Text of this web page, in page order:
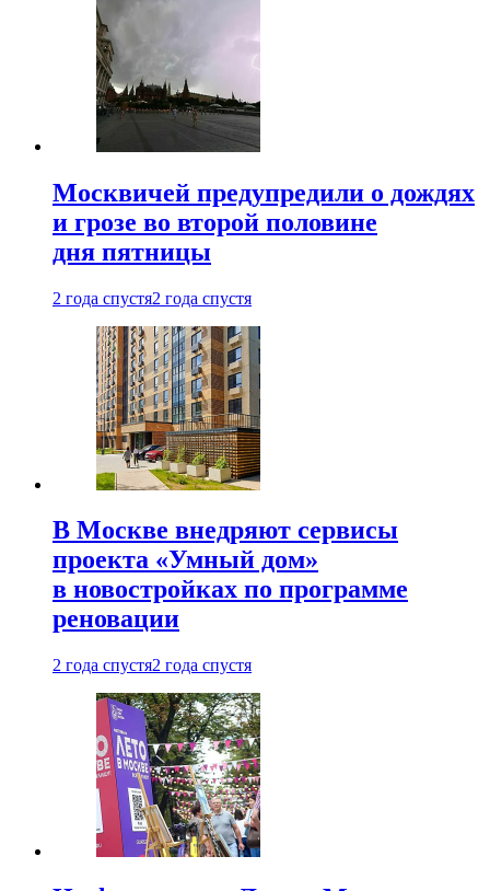
Москвичей предупредили о дождях
и грозе во второй половине
дня пятницы
2 года спустя2 года спустя
В Москве внедряют сервисы
проекта «Умный дом»
в новостройках по программе
реновации
2 года спустя2 года спустя